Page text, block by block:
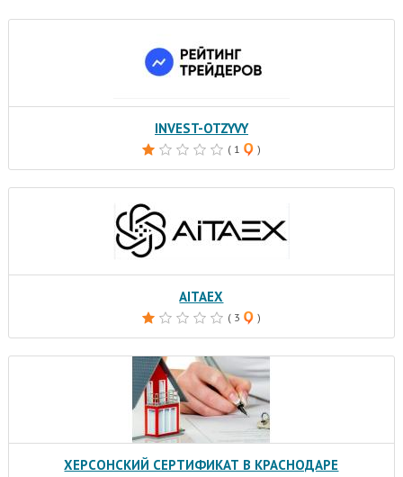
INVEST-OTZYVY
( 1 )
AITAEX
( 3 )
ХЕРСОНСКИЙ СЕРТИФИКАТ В КРАСНОДАРЕ